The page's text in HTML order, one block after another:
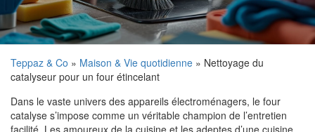
Teppaz & Co » Maison & Vie quotidienne » Nettoyage du
catalyseur pour un four étincelant
Dans le vaste univers des appareils électroménagers, le four
catalyse s’impose comme un véritable champion de l’entretien
facilité. Les amoureux de la cuisine et les adeptes d’une cuisine